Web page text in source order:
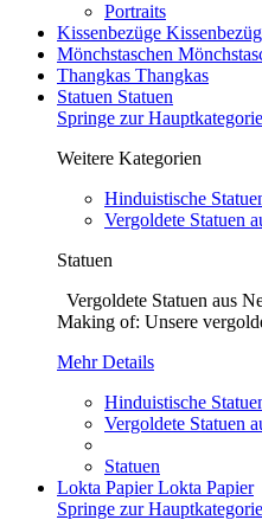
Portraits
Kissenbezüge
Mönchstaschen
Thangkas Thangkas
Statuen Statuen
Springe zur
Weitere Kategorien
Hinduistische
Vergoldete Statuen
Statuen
Vergoldete Statuen aus
Making of: Unsere
Mehr Details
Hinduistische
Vergoldete Statuen
Statuen
Lokta PapierLokta Papier
Springe zur